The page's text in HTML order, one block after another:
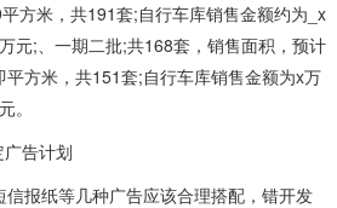
方米，共191套;自行车库销售金额约为_x
元;、一期二批;共168套，销售面积，预计
方米，共151套;自行车库销售金额为x万
。
告计划
报纸等几种广告应该合理搭配，错开发